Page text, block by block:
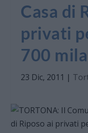
Casa di
privati
700
23 Dic, 2011 |